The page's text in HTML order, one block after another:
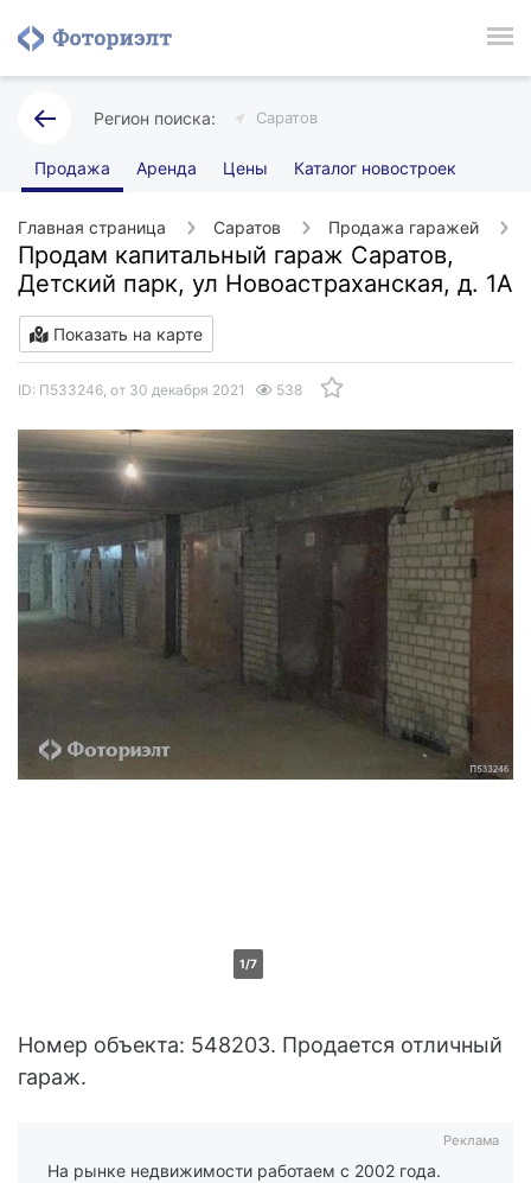
Саратов
Продажа Аренда Цены Каталог новостроек
Главная страница Саратов Продажа гаражей
Продам капитальный гараж Саратов,
Детский парк, ул Новоастраханская, д. 1А
Показать на карте
ID: П533246, от 30 декабря 2021 538
1/7
Номер объекта: 548203. Продается отличный
гараж.
Реклама
На рынке недвижимости работаем с 2002 года.